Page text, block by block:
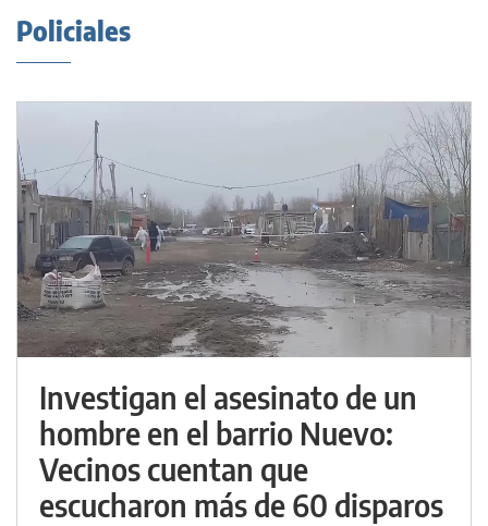
Policiales
Investigan el asesinato de un
hombre en el barrio Nuevo:
Vecinos cuentan que
escucharon más de 60 disparos